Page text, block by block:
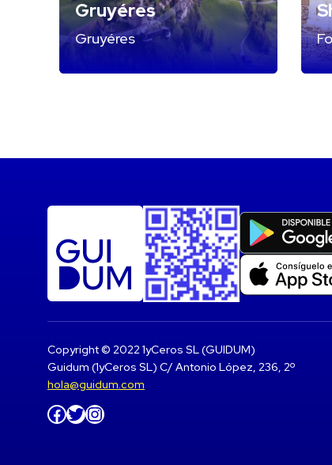
Gruyéres
Gruyéres
Copyright © 2022 1yCeros SL (GUIDUM)
Guidum (1yCeros SL) C/ Antonio López, 236, 2º
hola@guidum.com
Facebook Twitter Instagram